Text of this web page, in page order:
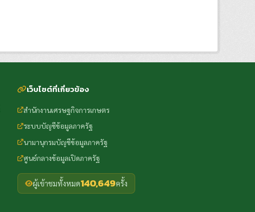
เว็บไซต์ที่เกี่ยวข้อง
สำนักงานเศรษฐกิจการเกษตร
ระบบบัญชีข้อมูลภาครัฐ
นามานุกรมบัญชีข้อมูลภาครัฐ
ศูนย์กลางข้อมูลเปิดภาครัฐ
ผู้เข้าชมทั้งหมด140,649ครั้ง